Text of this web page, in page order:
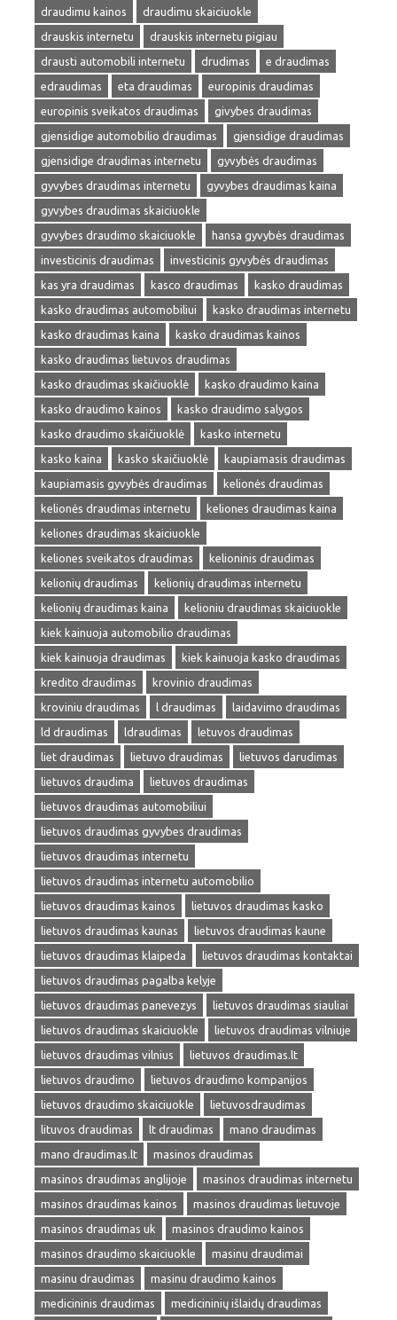
draudimu kainos
draudimu skaiciuokle
drauskis internetu
drauskis internetu pigiau
drausti automobili internetu
drudimas
e draudimas
edraudimas
eta draudimas
europinis draudimas
europinis sveikatos draudimas
givybes draudimas
gjensidige automobilio draudimas
gjensidige draudimas
gjensidige draudimas internetu
gyvybės draudimas
gyvybes draudimas internetu
gyvybes draudimas kaina
gyvybes draudimas skaiciuokle
gyvybes draudimo skaiciuokle
hansa gyvybės draudimas
investicinis draudimas
investicinis gyvybės draudimas
kas yra draudimas
kasco draudimas
kasko draudimas
kasko draudimas automobiliui
kasko draudimas internetu
kasko draudimas kaina
kasko draudimas kainos
kasko draudimas lietuvos draudimas
kasko draudimas skaičiuoklė
kasko draudimo kaina
kasko draudimo kainos
kasko draudimo salygos
kasko draudimo skaičiuoklė
kasko internetu
kasko kaina
kasko skaičiuoklė
kaupiamasis draudimas
kaupiamasis gyvybės draudimas
kelionės draudimas
kelionės draudimas internetu
keliones draudimas kaina
keliones draudimas skaiciuokle
keliones sveikatos draudimas
kelioninis draudimas
kelionių draudimas
kelionių draudimas internetu
kelionių draudimas kaina
kelioniu draudimas skaiciuokle
kiek kainuoja automobilio draudimas
kiek kainuoja draudimas
kiek kainuoja kasko draudimas
kredito draudimas
krovinio draudimas
kroviniu draudimas
l draudimas
laidavimo draudimas
ld draudimas
ldraudimas
letuvos draudimas
liet draudimas
lietuvo draudimas
lietuvos darudimas
lietuvos draudima
lietuvos draudimas
lietuvos draudimas automobiliui
lietuvos draudimas gyvybes draudimas
lietuvos draudimas internetu
lietuvos draudimas internetu automobilio
lietuvos draudimas kainos
lietuvos draudimas kasko
lietuvos draudimas kaunas
lietuvos draudimas kaune
lietuvos draudimas klaipeda
lietuvos draudimas kontaktai
lietuvos draudimas pagalba kelyje
lietuvos draudimas panevezys
lietuvos draudimas siauliai
lietuvos draudimas skaiciuokle
lietuvos draudimas vilniuje
lietuvos draudimas vilnius
lietuvos draudimas.lt
lietuvos draudimo
lietuvos draudimo kompanijos
lietuvos draudimo skaiciuokle
lietuvosdraudimas
lituvos draudimas
lt draudimas
mano draudimas
mano draudimas.lt
masinos draudimas
masinos draudimas anglijoje
masinos draudimas internetu
masinos draudimas kainos
masinos draudimas lietuvoje
masinos draudimas uk
masinos draudimo kainos
masinos draudimo skaiciuokle
masinu draudimai
masinu draudimas
masinu draudimo kainos
medicininis draudimas
medicininių išlaidų draudimas